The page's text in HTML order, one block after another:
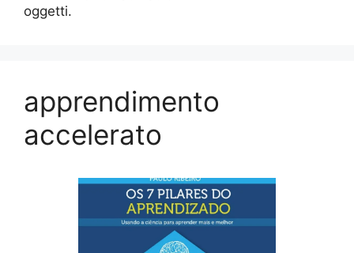
oggetti.
apprendimento
accelerato